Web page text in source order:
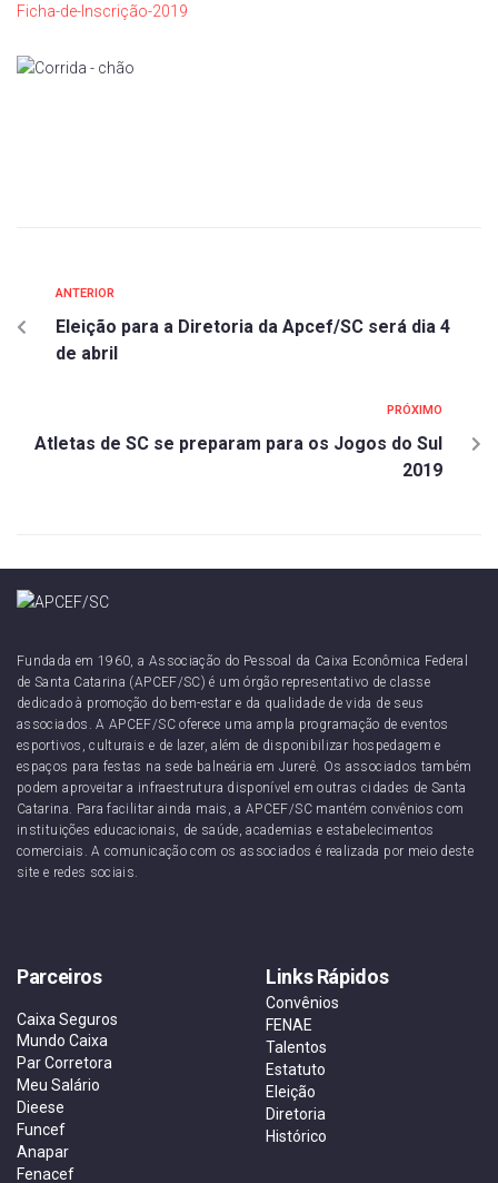
Ficha-de-Inscrição-2019
ANTERIOR
Eleição para a Diretoria da Apcef/SC será dia 4
de abril
PRÓXIMO
Atletas de SC se preparam para os Jogos do Sul
2019
Fundada em 1960, a Associação do Pessoal da Caixa Econômica Federal
de Santa Catarina (APCEF/SC) é um órgão representativo de classe
dedicado à promoção do bem-estar e da qualidade de vida de seus
associados. A APCEF/SC oferece uma ampla programação de eventos
esportivos, culturais e de lazer, além de disponibilizar hospedagem e
espaços para festas na sede balneária em Jurerê. Os associados também
podem aproveitar a infraestrutura disponível em outras cidades de Santa
Catarina. Para facilitar ainda mais, a APCEF/SC mantém convênios com
instituições educacionais, de saúde, academias e estabelecimentos
comerciais. A comunicação com os associados é realizada por meio deste
site e redes sociais.
Parceiros
Caixa Seguros
Mundo Caixa
Par Corretora
Meu Salário
Dieese
Funcef
Anapar
Fenacef
Links Rápidos
Convênios
FENAE
Talentos
Estatuto
Eleição
Diretoria
Histórico